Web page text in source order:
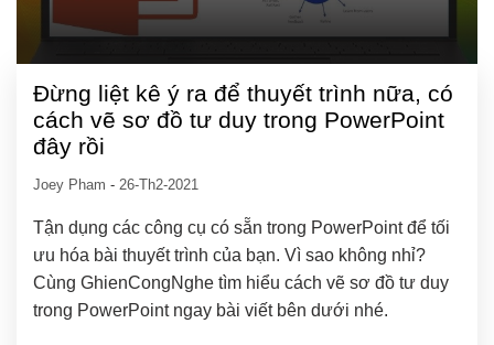
Đừng liệt kê ý ra để thuyết trình nữa, có
cách vẽ sơ đồ tư duy trong PowerPoint
đây rồi
Joey Pham - 26-Th2-2021
Tận dụng các công cụ có sẵn trong PowerPoint để tối
ưu hóa bài thuyết trình của bạn. Vì sao không nhỉ?
Cùng GhienCongNghe tìm hiểu cách vẽ sơ đồ tư duy
trong PowerPoint ngay bài viết bên dưới nhé.